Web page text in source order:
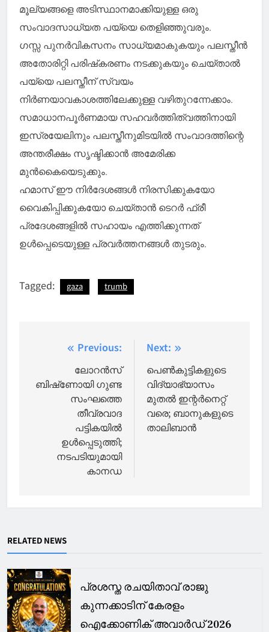
മൂല്യങ്ങളെ അടിസ്ഥാനമാക്കിയുള്ള ഒരു
സംവാദസാധ്യത പയ്യെ തെളിഞ്ഞുവരും.
ഗസ്സ പുനര്‍വികസനം സാധ്യമാകുകയും പലസ്തീന്‍
അതോരിറ്റി പരിഷ്‌കരണം നടക്കുകയും ചെയ്താല്‍
പയ്യെ പലസ്തീന് സ്വയം
നിര്‍ണയാവകാശത്തിലേക്കുള്ള വഴിതുറന്നേക്കാം.
സമാധാനപൂര്‍ണമായ സഹവര്‍ത്തിത്വത്തിനായി
ഇസ്രയേലിനും പലസ്തീനുമിടയില്‍ സംവാദത്തിന്റെ
അന്തരീക്ഷം സൃഷ്ടിക്കാന്‍ അമേരിക്ക
മുന്‍കൈയെടുക്കും.
ഹമാസ് ഈ നിര്‍ദേശങ്ങള്‍ നിരസിക്കുകയോ
വൈകിപ്പിക്കുകയോ ചെയ്താന്‍ ടെറര്‍ ഫ്രീ
പ്രദേശങ്ങളില്‍ സഹായം എത്തിക്കുന്നത്
ഉള്‍പ്പെടെയുള്ള പ്രവര്‍ത്തനങ്ങള്‍ തുടരും.
Tagged: gaza trumb
navigation
Previous:
ലോറൻസ്
ബിഷ്‌ണോയി ഗുണ്ട
സംഘത്തെ
തീവ്രവാദ
പട്ടികയിൽ
ഉൾപ്പെടുത്തി;
നടപടിയുമായി
കാനഡ
Next:
പെൺകുട്ടികളുടെ
വിദ്യാഭ്യാസം
മുതൽ ഇന്റർനെറ്റ്
വരെ; ബാനുകളുടെ
താലിബാൻ
RELATED NEWS
പ്രശസ്ത രചയിതാവ് രാജു
കുന്നക്കാടിന് കേരളം
ഐക്കോണിക് അവാർഡ് 2026